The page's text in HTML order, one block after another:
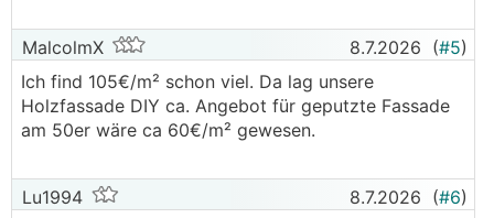
Fassade bei uns mit 50er Ziegel mit allem
drumrum bin ich bei 105 € je qm, XPS fürn
Sockel hab ich aber separat besorgt, weil ich's
billiger bekommen hab als der Fassader😂
kommen mit 20cm EPS aufs gleiche, Fassader
meint, beimWDVSkostet das Material mehr,
MalcolmX 8.7.2026 (#5)
Ich find 105€/m² schon viel. Da lag unsere
Holzfassade DIY ca. Angebot für geputzte Fassade
am 50er wäre ca 60€/m² gewesen.
Lu1994 8.7.2026 (#6)